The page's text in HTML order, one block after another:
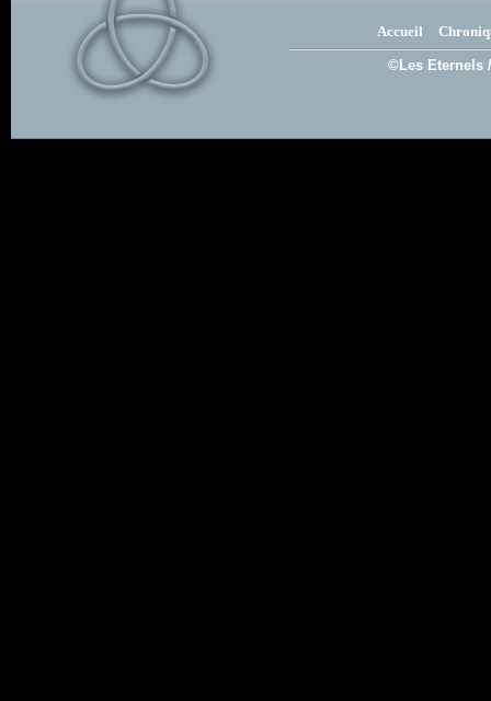
Accueil
©Les Eternels